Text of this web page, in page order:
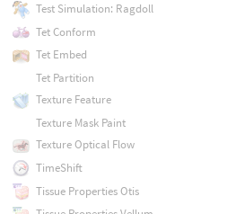
Test Simulation: Ragdoll
Tet Conform
Tet Embed
Tet Partition
Texture Feature
Texture Mask Paint
Texture Optical Flow
TimeShift
Tissue Properties Otis